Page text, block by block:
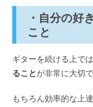
・自分の好
こと
ギターを続ける上で
ることが非常に大切で
もちろん効率的な上